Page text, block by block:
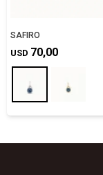
SAFIRO
USD 70,00